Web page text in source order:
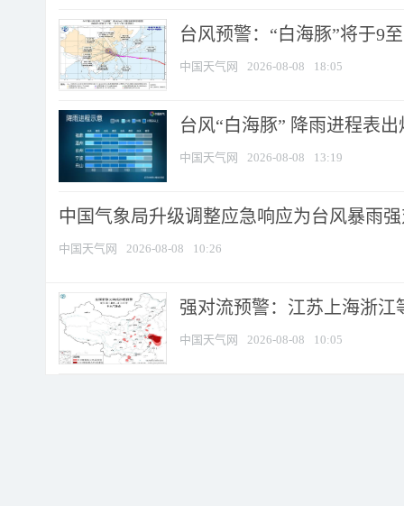
台风预警：“白海豚”将于9
中国天气网 2026-08-08 18:05
台风“白海豚” 降雨进程表
中国天气网 2026-08-08 13:19
中国气象局升级调整应急响应为台风暴雨
中国天气网 2026-08-08 10:26
强对流预警：江苏上海浙江
中国天气网 2026-08-08 10:05